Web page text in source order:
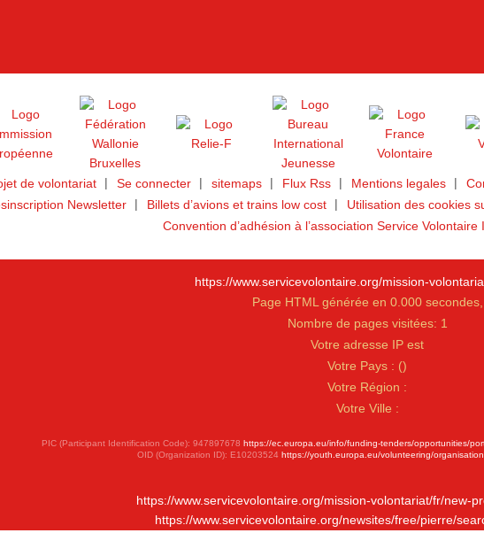
de volontariat Se connecter sitemaps Flux Rss Mentions legales
Newsletter
Billets d’avions et trains low cost Utilisation des cookies
Convention d’adhésion à l’association Service Volontaire
https://www.servicevolontaire.org/mission-
Page HTML générée en 0.000 secondes,
Nombre de pages visitées: 1
Votre adresse IP est
Votre Pays : ()
Votre Région :
Votre Ville :
PIC (Participant Identification Code): 947897678 https://ec.europa.eu/info/funding-tenders/opportunities/
OID (Organization ID): E10203524https://youth.europa.eu/volunteering/
https://www.servicevolontaire.org/mission-volontariat/fr/new-
https://www.servicevolontaire.org/newsites/free/pierre/